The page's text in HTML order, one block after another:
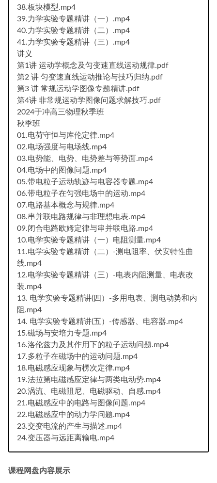
38.板块模型.mp4
39.力学实验专题精讲（一）.mp4
40.力学实验专题精讲（二）.mp4
41.力学实验专题精讲（三）.mp4
讲义
第1讲 运动学概念及匀变速直线运动规律.pdf
第2 讲 匀变速直线运动推论与技巧归纳.pdf
第3 讲 常规运动学图像专题精讲.pdf
第4讲 非常规运动学图像问题求解技巧.pdf
2024于冲高三物理秋季班
秋季班
01.电荷守恒与库伦定律.mp4
02.电场强度与电场线.mp4
03.电势能、电势、电势差与等势面.mp4
04.电场中的图像问题.mp4
05.带电粒子运动轨迹与电容器专题.mp4
06.带电粒子在匀强电场中的运动.mp4
07.电路基本概念与规律.mp4
08.串并联电路规律与非理想电表.mp4
09.闭合电路欧姆定律与串并联电路.mp4
10.电学实验专题精讲（一）电阻测量.mp4
11.电学实验专题精讲（二）-测电阻率、伏安特性曲
线.mp4
12.电学实验专题精讲（三）-电表内阻测量、电表改
装.mp4
13. 电学实验专题精讲(四）-多用电表、测电动势和内
阻.mp4
14. 电学实验专题精讲(五）-传感器、电容器.mp4
15.磁场与安培力专题.mp4
16.洛伦兹力及其作用下的粒子运动问题.mp4
17.多粒子在磁场中的运动问题.mp4
18.电磁感应现象与楞次定律.mp4
19.法拉第电磁感应定律与两类电动势.mp4
20.涡流、电磁阻尼、电磁驱动、自感.mp4
21.电磁感应中的电路与图像问题.mp4
22.电磁感应中的动力学问题.mp4
23.交变电流的产生与描述.mp4
24.变压器与远距离输电.mp4
课程网盘内容展示